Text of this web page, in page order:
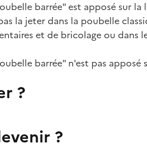
barrée" est apposé sur
la jeter dans la poubelle
et de bricolage ou dans
barrée" n'est pas
?
?